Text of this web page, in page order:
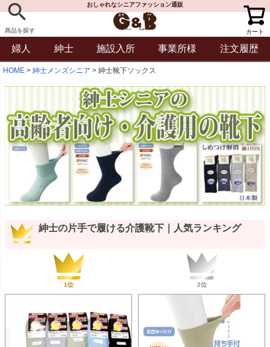
商品を探す
おしゃれなシニアファッション通販
カート
婦人 紳士 施設入所 事業所様 注文履歴
HOME 紳士メンズシニア 紳士靴下ソックス
紳士の片手で履ける介護靴下｜人気ランキング